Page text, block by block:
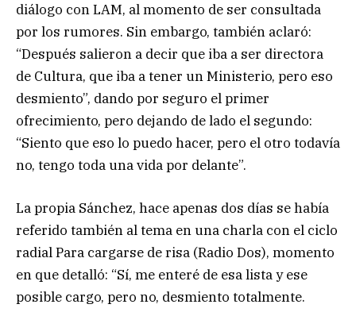
diálogo con LAM, al momento de ser consultada
por los rumores. Sin embargo, también aclaró:
“Después salieron a decir que iba a ser directora
de Cultura, que iba a tener un Ministerio, pero eso
desmiento”, dando por seguro el primer
ofrecimiento, pero dejando de lado el segundo:
“Siento que eso lo puedo hacer, pero el otro todavía
no, tengo toda una vida por delante”.
La propia Sánchez, hace apenas dos días se había
referido también al tema en una charla con el ciclo
radial Para cargarse de risa (Radio Dos), momento
en que detalló: “Sí, me enteré de esa lista y ese
posible cargo, pero no, desmiento totalmente.